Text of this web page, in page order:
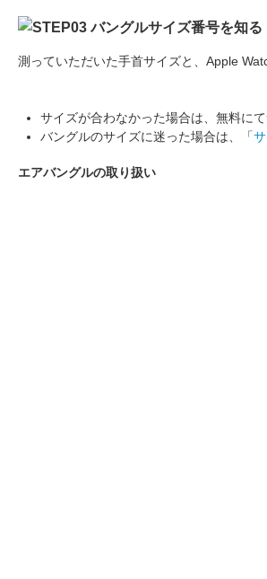
測っていただいた手首サイズと、Apple
サイズが合わなかった場合は、無料に
バングルのサイズに迷った場合は、「
エアバングルの取り扱い